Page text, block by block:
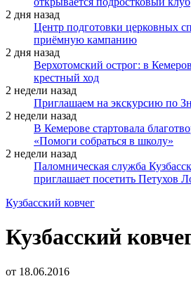
2 дня назад
Центр подготовки церковных
приёмную кампанию
2 дня назад
Верхотомский острог: в
крестный ход
2 недели назад
Приглашаем на экскурсию по
2 недели назад
В Кемерове стартовала
«Помоги собраться в школу»
2 недели назад
Паломническая служба
приглашает посетить Петухов
Кузбасский ковчег
Кузбасский
от 18.06.2016